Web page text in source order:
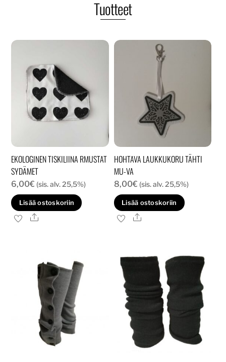
Tuotteet
EKOLOGINEN TISKILIINA RMUSTAT
SYDÄMET
6,00€ (sis. alv. 25,5%)
Lisää ostoskoriin
Ale
HOHTAVA LAUKKUKORU TÄHTI
MU-VA
8,00€ (sis. alv. 25,5%)
Lisää ostoskoriin
Ale